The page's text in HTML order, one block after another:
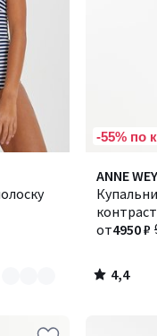
-55% по
ANNE
от4950 ₽
4,4
/ 5
4,4
/